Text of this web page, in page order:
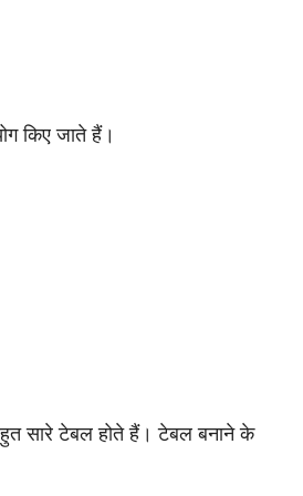
किए जाते हैं।
सारे टेबल होते हैं। टेबल बनाने के